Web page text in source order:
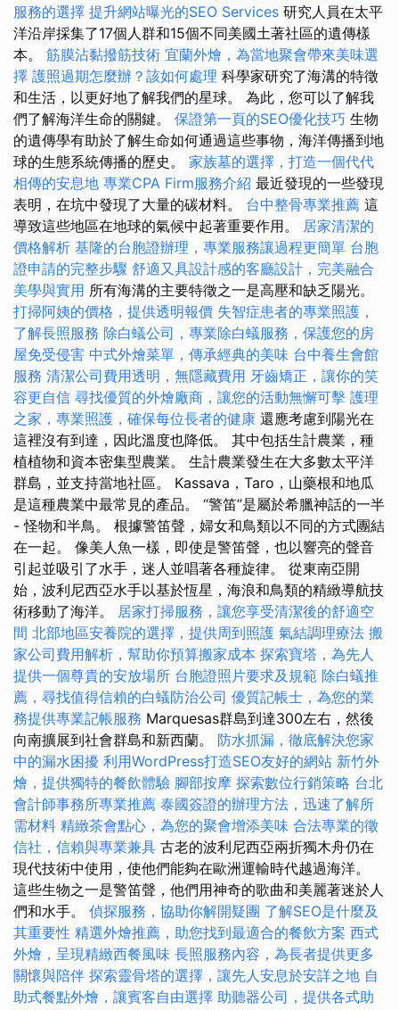
服務的選擇 提升網站曝光的SEO Services 研究人員在太平
洋沿岸採集了17個人群和15個不同美國土著社區的遺傳樣
本。 筋膜沾黏撥筋技術 宜蘭外燴，為當地聚會帶來美味選
擇 護照過期怎麼辦？該如何處理 科學家研究了海溝的特徵
和生活，以更好地了解我們的星球。 為此，您可以了解我
們了解海洋生命的關鍵。 保證第一頁的SEO優化技巧 生物
的遺傳學有助於了解生命如何通過這些事物，海洋傳播到地
球的生態系統傳播的歷史。 家族墓的選擇，打造一個代代
相傳的安息地 專業CPA Firm服務介紹 最近發現的一些發現
表明，在坑中發現了大量的碳材料。 台中整骨專業推薦 這
導致這些地區在地球的氣候中起著重要作用。 居家清潔的
價格解析 基隆的台胞證辦理，專業服務讓過程更簡單 台胞
證申請的完整步驟 舒適又具設計感的客廳設計，完美融合
美學與實用 所有海溝的主要特徵之一是高壓和缺乏陽光。
打掃阿姨的價格，提供透明報價 失智症患者的專業照護，
了解長照服務 除白蟻公司，專業除白蟻服務，保護您的房
屋免受侵害 中式外燴菜單，傳承經典的美味 台中養生會館
服務 清潔公司費用透明，無隱藏費用 牙齒矯正，讓你的笑
容更自信 尋找優質的外燴廠商，讓您的活動無懈可擊 護理
之家，專業照護，確保每位長者的健康 還應考慮到陽光在
這裡沒有到達，因此溫度也降低。 其中包括生計農業，種
植植物和資本密集型農業。 生計農業發生在大多數太平洋
群島，並支持當地社區。 Kassava，Taro，山藥根和地瓜
是這種農業中最常見的產品。 “警笛”是屬於希臘神話的一半
- 怪物和半鳥。 根據警笛聲，婦女和鳥類以不同的方式團結
在一起。 像美人魚一樣，即使是警笛聲，也以響亮的聲音
引起並吸引了水手，迷人並唱著各種旋律。 從東南亞開
始，波利尼西亞水手以基於恆星，海浪和鳥類的精緻導航技
術移動了海洋。 居家打掃服務，讓您享受清潔後的舒適空
間 北部地區安養院的選擇，提供周到照護 氣結調理療法 搬
家公司費用解析，幫助你預算搬家成本 探索寶塔，為先人
提供一個尊貴的安放場所 台胞證照片要求及規範 除白蟻推
薦，尋找值得信賴的白蟻防治公司 優質記帳士，為您的業
務提供專業記帳服務 Marquesas群島到達300左右，然後
向南擴展到社會群島和新西蘭。 防水抓漏，徹底解決您家
中的漏水困擾 利用WordPress打造SEO友好的網站 新竹外
燴，提供獨特的餐飲體驗 腳部按摩 探索數位行銷策略 台北
會計師事務所專業推薦 泰國簽證的辦理方法，迅速了解所
需材料 精緻茶會點心，為您的聚會增添美味 合法專業的徵
信社，信賴與專業兼具 古老的波利尼西亞兩折獨木舟仍在
現代技術中使用，使他們能夠在歐洲運輸時代越過海洋。
這些生物之一是警笛聲，他們用神奇的歌曲和美麗著迷於人
們和水手。 偵探服務，協助你解開疑團 了解SEO是什麼及
其重要性 精選外燴推薦，助您找到最適合的餐飲方案 西式
外燴，呈現精緻西餐風味 長照服務內容，為長者提供更多
關懷與陪伴 探索靈骨塔的選擇，讓先人安息於安詳之地 自
助式餐點外燴，讓賓客自由選擇 助聽器公司，提供各式助